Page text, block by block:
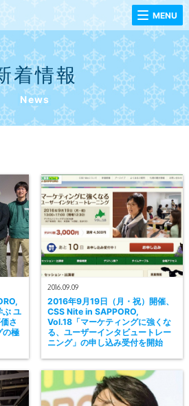
MENU
着情報
News
ユ
さ
の極
2016.09.09
2016年9月19日（月・祝）開催、
CSS Nite in SAPPORO,
Vol.18「マーケティングに強くな
る、ユーザーインタビュートレー
ニング」の申し込み受付を開始